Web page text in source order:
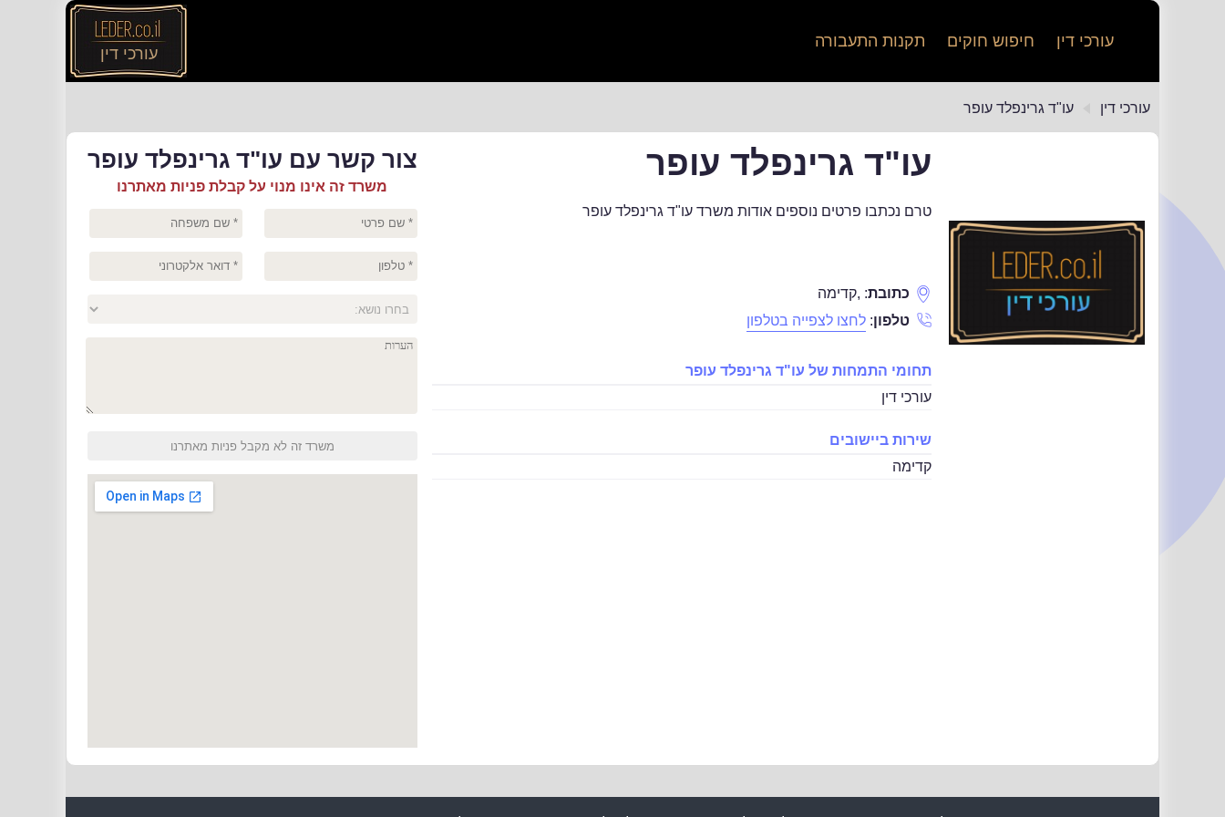
עורכי דין חיפוש חוקים תקנות התעבורה
עורכי דין
עורכי דין עו"ד גרינפלד עופר
עו"ד גרינפלד עופר
טרם נכתבו פרטים נוספים אודות משרד עו"ד גרינפלד עופר
כתובת:
,קדימה
טלפון: לחצו לצפייה בטלפון
תחומי התמחות של עו"ד גרינפלד עופר
עורכי דין
שירות ביישובים
קדימה
צור קשר עם עו"ד גרינפלד עופר
משרד זה אינו מנוי על קבלת פניות מאתרנו